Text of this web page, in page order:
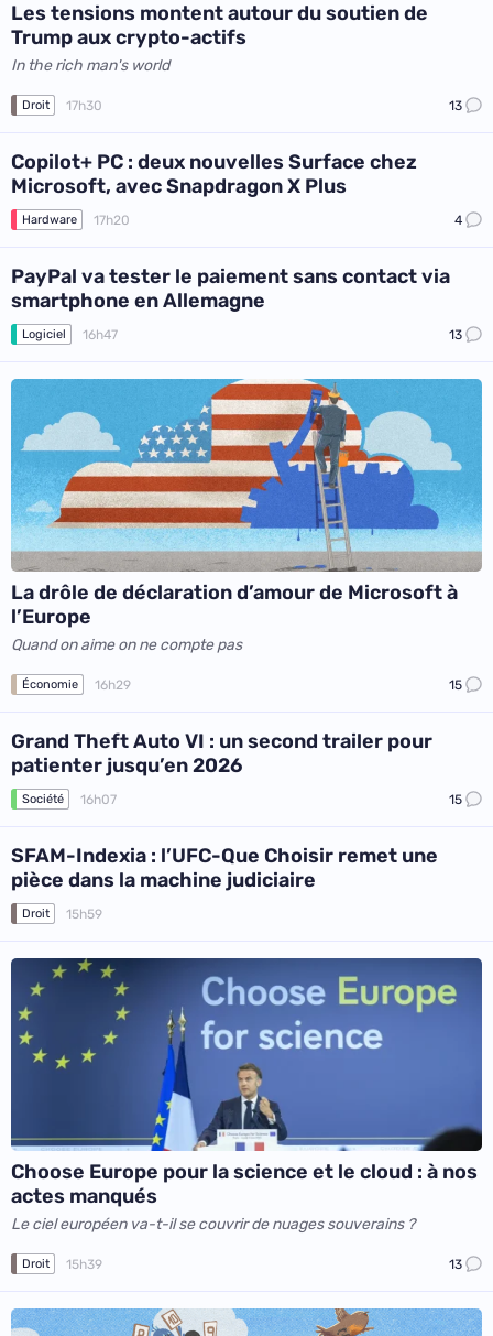
Les tensions montent autour du soutien de
Trump aux crypto-actifs
In the rich man's world
Droit 17h30 13
Copilot+ PC : deux nouvelles Surface chez
Microsoft, avec Snapdragon X Plus
Hardware 17h20 4
PayPal va tester le paiement sans contact via
smartphone en Allemagne
Logiciel 16h47 13
La drôle de déclaration d’amour de Microsoft à
l’Europe
Quand on aime on ne compte pas
Économie 16h29 15
Grand Theft Auto VI : un second trailer pour
patienter jusqu’en 2026
Société 16h07 15
SFAM-Indexia : l’UFC-Que Choisir remet une
pièce dans la machine judiciaire
Droit 15h59
Choose Europe pour la science et le cloud : à nos
actes manqués
Le ciel européen va-t-il se couvrir de nuages souverains ?
Droit 15h39 13